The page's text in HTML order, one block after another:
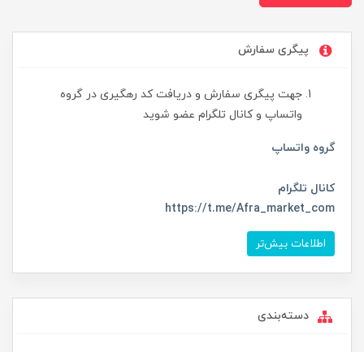
پیگری سفارش
جهت پیگری سفارش و دریافت کد رهگیری در گروه
واتساپ و کانال تلگرام عضو شوید
گروه واتساپ
کانال تلگرام
https://t.me/Afra_market_com
اطلاعات بیش‌تر
دسته‌بندی